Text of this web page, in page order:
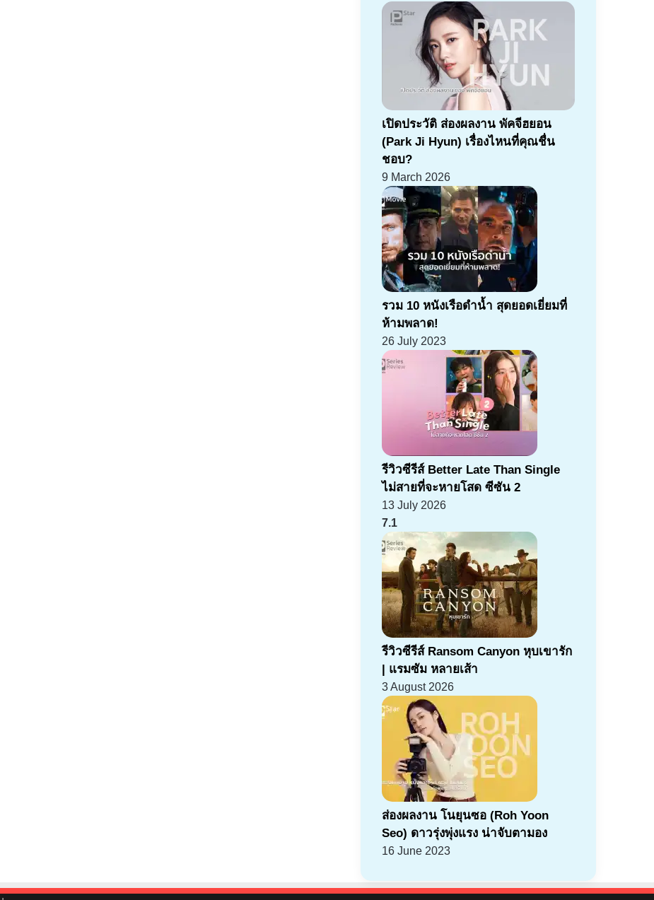
เปิดประวัติ ส่องผลงาน พัคจีฮยอน
(Park Ji Hyun) เรื่องไหนที่คุณชื่น
ชอบ?
9 March 2026
รวม 10 หนังเรือดำน้ำ สุดยอดเยี่ยมที่
ห้ามพลาด!
26 July 2023
รีวิวซีรีส์ Better Late Than Single
ไม่สายที่จะหายโสด ซีซัน 2
13 July 2026
7.1
รีวิวซีรีส์ Ransom Canyon หุบเขารัก
| แรมซัม หลายเส้า
3 August 2026
ส่องผลงาน โนยุนซอ (Roh Yoon
Seo) ดาวรุ่งพุ่งแรง น่าจับตามอง
16 June 2023